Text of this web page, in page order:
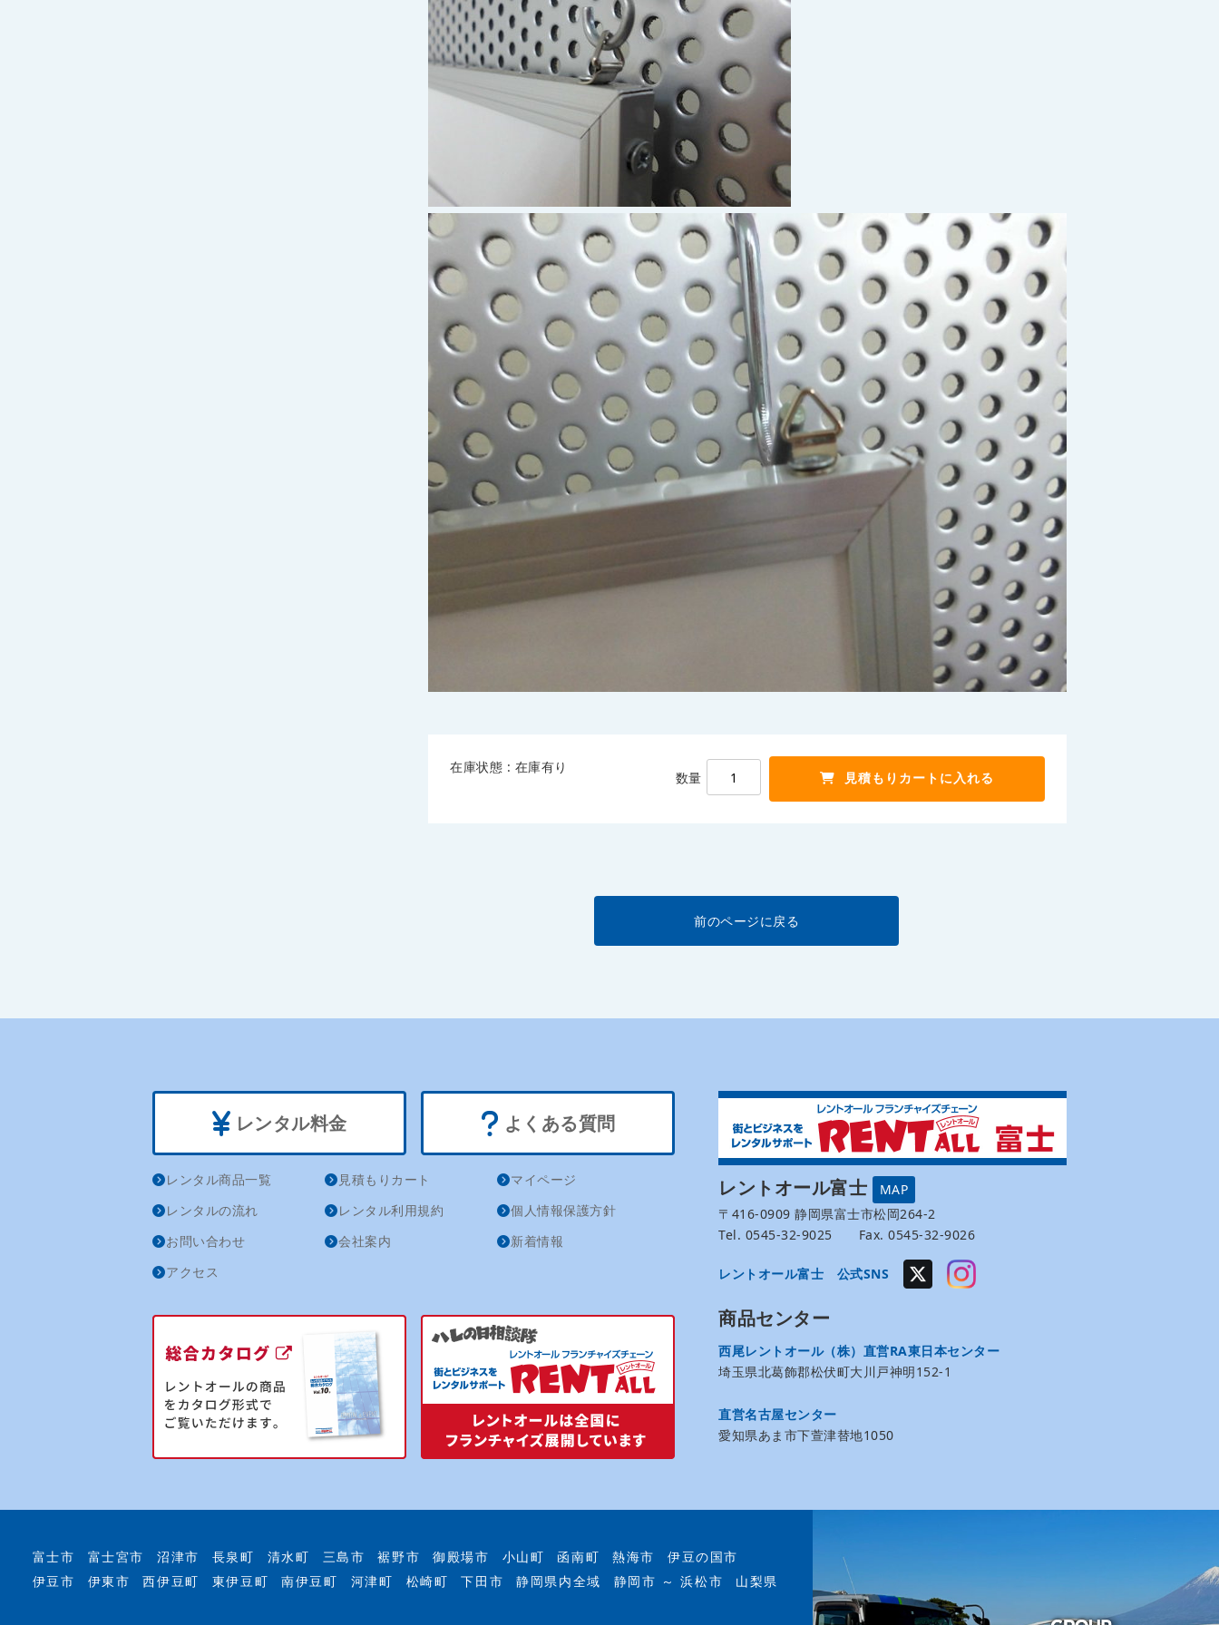
在庫状態 : 在庫有り
数量
前のページに戻る
レンタル料金 よくある質問
レンタル商品一覧 見積もりカート
マイページ
レンタルの流れ
レンタル利用規約
個人情報保護方針
お問い合わせ
会社案内
新着情報
アクセス
レントオール富士
MAP
〒416-0909 静岡県富士市松岡264-2
Tel. 0545-32-9025 Fax. 0545-32-9026
レントオール富士 公式SNS
商品センター
西尾レントオール（株）直営RA東日本センター
埼玉県北葛飾郡松伏町大川戸神明152-1
直営名古屋センター
愛知県あま市下萱津替地1050
富士市 富士宮市 沼津市 長泉町 清水町 三島市 裾野市 御殿場市 小山町 函南町 熱海市
伊豆の国市
伊豆市
伊東市 西伊豆町 東伊豆町 南伊豆町 河津町 松崎町 下田市 静岡県内全域 静岡市 ～ 浜松市 山梨県